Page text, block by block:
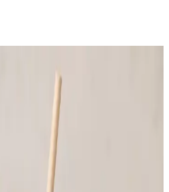
Takviye
artıran ve uykuya dalmayı
Çeşitli doz ve formda sunulan
güvenilir bir destek sağlar.
Yaşam İçin Lezzetli ve